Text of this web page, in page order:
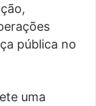
pública no
uma